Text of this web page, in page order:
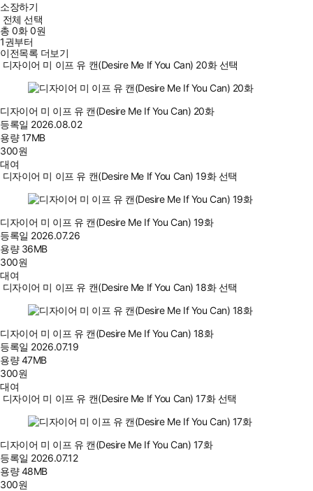
소장하기
전체 선택
총0화0원
1권부터
이전목록 더보기
디자이어 미 이프 유 캔(Desire Me If You Can) 20화 선택
디자이어 미 이프 유 캔(Desire Me If You Can) 20화
등록일 2026.08.02
용량17MB
300원
대여
디자이어 미 이프 유 캔(Desire Me If You Can) 19화 선택
디자이어 미 이프 유 캔(Desire Me If You Can) 19화
등록일 2026.07.26
용량 36MB
300원
대여
디자이어 미 이프 유 캔(Desire Me If You Can) 18화 선택
디자이어 미 이프 유 캔(Desire Me If You Can) 18화
등록일 2026.07.19
용량47MB
300원
대여
디자이어 미 이프 유 캔(Desire Me If You Can) 17화 선택
디자이어 미 이프 유 캔(Desire Me If You Can) 17화
등록일 2026.07.12
용량48MB
300원